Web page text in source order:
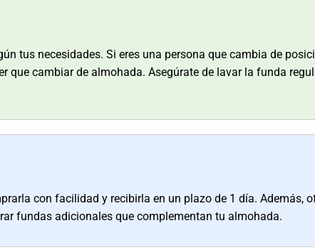
tus necesidades. Si eres una persona que cambia de
que cambiar de almohada. Asegúrate de lavar la funda
con facilidad y recibirla en un plazo de 1 día. Además,
fundas adicionales que complementan tu almohada.